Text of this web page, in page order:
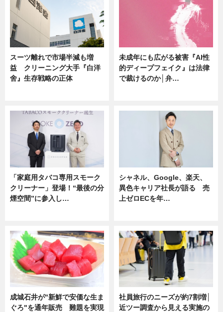
スーツ離れで市場半減も増
益 クリーニング大手『白洋
舍』生存戦略の正体
未成年にも広がる被害『AI性
的ディープフェイク』は法律
で裁けるのか│弁…
「家庭用タバコ専用スモーク
クリーナー」登場！“最後の分
煙空間”に参入し…
シャネル、Google、楽天、
異色キャリア社長が語る 売
上ゼロECを年…
成城石井が"新鮮で安価な生ま
ぐろ"を通年販売 難題を実現
社員旅行のニーズが約7割増│
近ツー調査から見える実施の